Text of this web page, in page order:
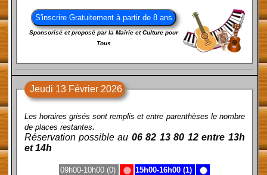
Sponsorisé et proposé par la Mairie et Culture pour
Tous
Jeudi 13 Février 2026
Les horaires grisés sont remplis et entre parenthèses le nombre
de places restantes.
Réservation possible au 06 82 13 80 12 entre 13h
et 14h
09h00-10h00 (0)
15h00-16h00 (1)